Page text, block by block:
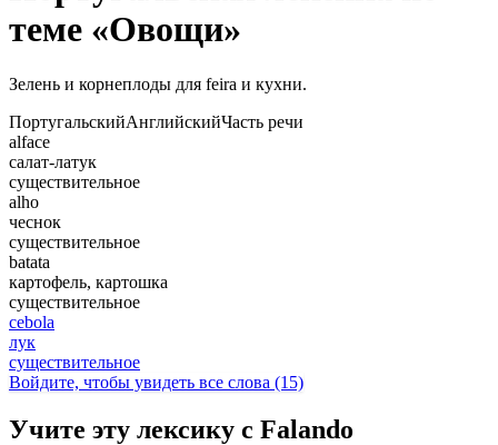
теме «Овощи»
Зелень и корнеплоды для feira и кухни.
ПортугальскийАнглийскийЧасть речи
alface
салат-латук
существительное
alho
чеснок
существительное
batata
картофель, картошка
существительное
cebola
лук
существительное
Войдите, чтобы увидеть все слова (15)
Учите эту лексику с Falando